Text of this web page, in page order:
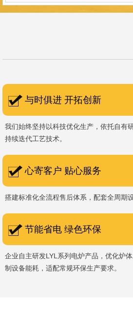
与时俱进 开拓创新
我们始终坚持以科技优化生产，依托自有
持续迭代工艺技术。
心寄客户 贴心服务
搭建标准化全流程售后体系，配套全周期
节能省电 绿色环保
企业自主研发LYL系列电炉产品，优化炉
制设备能耗，适配常规环保生产要求。